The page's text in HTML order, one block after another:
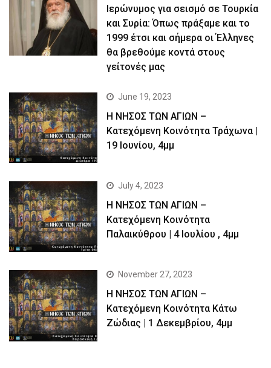
Ιερώνυμος για σεισμό σε Τουρκία
και Συρία: Όπως πράξαμε και το
1999 έτσι και σήμερα οι Έλληνες
θα βρεθούμε κοντά στους
γείτονές μας
June 19, 2023
Η ΝΗΣΟΣ ΤΩΝ ΑΓΙΩΝ –
Kατεχόμενη Κοινότητα Τράχωνα |
19 Ιουνίου, 4μμ
July 4, 2023
Η ΝΗΣΟΣ ΤΩΝ ΑΓΙΩΝ –
Kατεχόμενη Κοινότητα
Παλαικύθρου | 4 Ιουλίου , 4μμ
November 27, 2023
Η ΝΗΣΟΣ ΤΩΝ ΑΓΙΩΝ –
Κατεχόμενη Κοινότητα Κάτω
Ζώδιας | 1 Δεκεμβρίου, 4μμ